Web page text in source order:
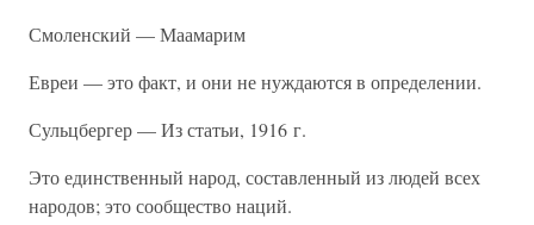
Смоленский — Маамарим
Евреи — это факт, и они не нуждаются в определении.
Сульцбергер — Из статьи, 1916 г.
Это единственный народ, составленный из людей всех
народов; это сообщество наций.